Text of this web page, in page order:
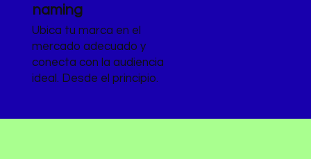
naming
Ubica tu marca en el
mercado adecuado y
conecta con la audiencia
ideal. Desde el principio.